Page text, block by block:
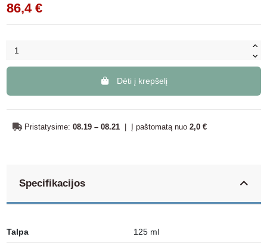
86,4 €
Dėti į krepšelį
Pristatysime: 08.19 – 08.21 | Į paštomatą nuo 2,0 €
Specifikacijos
Talpa 125 ml